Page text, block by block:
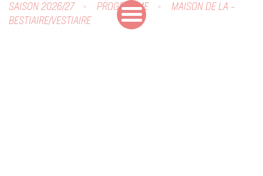
SAISON 2026/27 PROGRAMME
MAISON DE LA –
BESTIAIRE/VESTIAIRE